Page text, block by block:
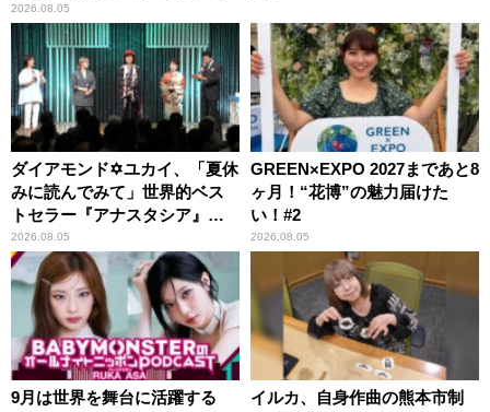
2026.08.05
ダイアモンド✡ユカイ、「夏休
みに読んでみて」世界的ベス
トセラー『アナスタシア』を
紹介
2026.08.05
GREEN×EXPO 2027まであと8
ヶ月！“花博”の魅力届けた
い！#2
2026.08.05
9月は世界を舞台に活躍する
イルカ、自身作曲の熊本市制